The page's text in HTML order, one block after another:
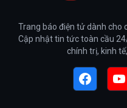
Trang báo điện tử dành cho
Cập nhật tin tức toàn cầu
chính trị, kinh